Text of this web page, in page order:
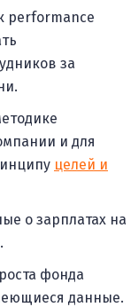
performance
за
и для
целей и
о зарплатах на
фонда
данные.